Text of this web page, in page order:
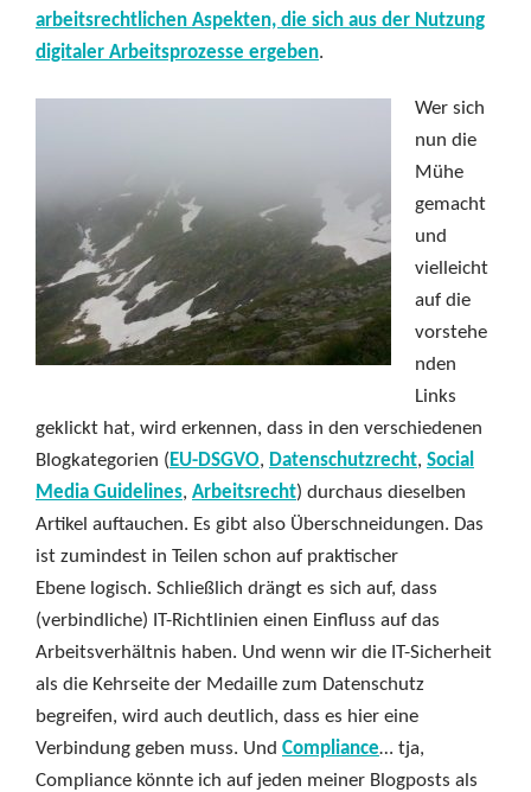
arbeitsrechtlichen Aspekten, die sich aus der Nutzung
digitaler Arbeitsprozesse ergeben.
Wer sich
nun die
Mühe
gemacht
und
vielleicht
auf die
vorstehe
nden
Links
geklickt hat, wird erkennen, dass in den verschiedenen
Blogkategorien ( EU-DSGVO, Datenschutzrecht, Social
Media Guidelines, Arbeitsrecht) durchaus dieselben
Artikel auftauchen. Es gibt also Überschneidungen. Das
ist zumindest in Teilen schon auf praktischer
Ebene logisch. Schließlich drängt es sich auf, dass
(verbindliche) IT-Richtlinien einen Einfluss auf das
Arbeitsverhältnis haben. Und wenn wir die IT-Sicherheit
als die Kehrseite der Medaille zum Datenschutz
begreifen, wird auch deutlich, dass es hier eine
Verbindung geben muss. Und Compliance… tja,
Compliance könnte ich auf jeden meiner Blogposts als